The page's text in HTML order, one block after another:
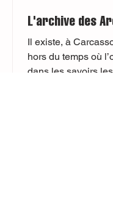
L'archive des
Il existe, à
hors du temps où
dans les savoirs